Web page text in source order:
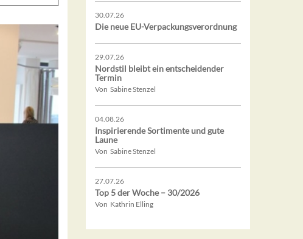
30.07.26
Die neue EU-Verpackungsverordnung
29.07.26
Nordstil bleibt ein entscheidender
Termin
Von Sabine Stenzel
04.08.26
Inspirierende Sortimente und gute
Laune
Von Sabine Stenzel
27.07.26
Top 5 der Woche – 30/2026
Von Kathrin Elling